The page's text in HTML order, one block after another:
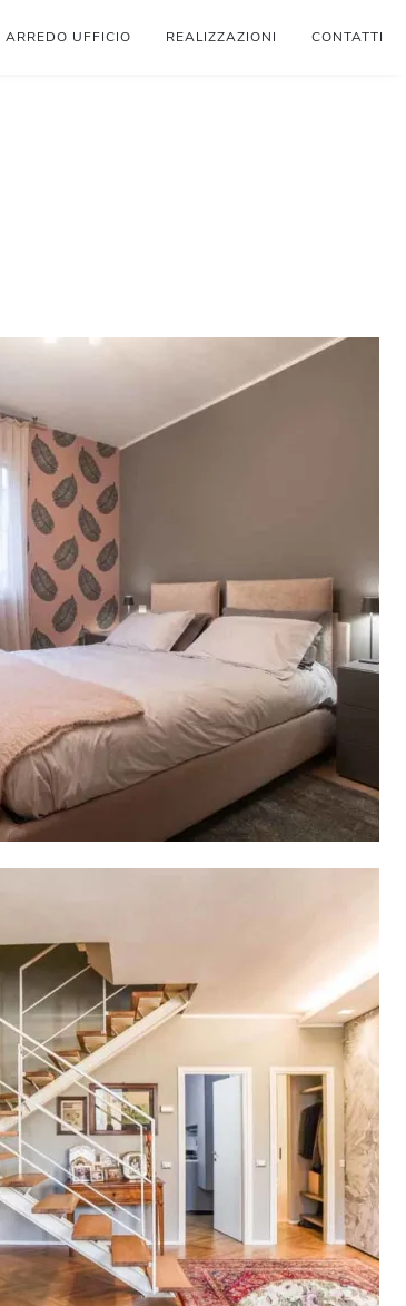
ARREDO UFFICIO REALIZZAZIONI CONTATTI